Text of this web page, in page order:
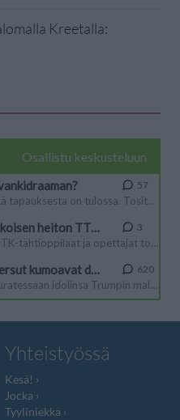
Kreetalla:
Yhteistyössä
Kesä!
Jocka
Tyyliniekka